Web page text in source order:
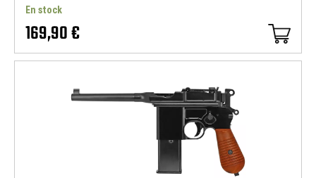
En stock
169,90 €